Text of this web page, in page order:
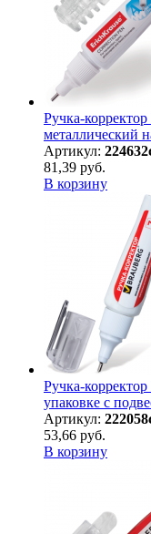
Ручка-
металлический
Артикул:
81,39 руб.
В корзину
Ручка-
упаковке с
Артикул:
53,66 руб.
В корзину